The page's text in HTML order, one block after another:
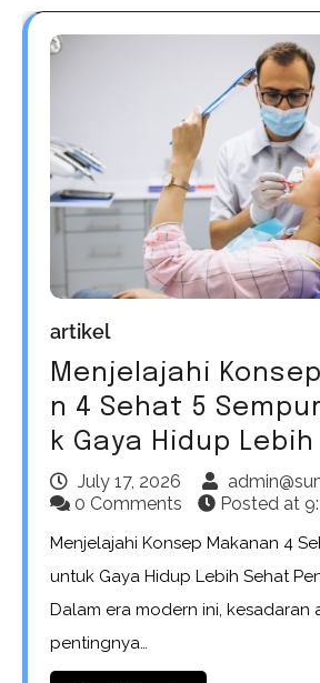
artikel
Menjelajahi
n 4 Sehat 5
k Gaya Hidup
July 17, 2026
0 Comments
Posted at
Menjelajahi Konsep Makanan 4
untuk Gaya Hidup Lebih Sehat
Dalam era modern ini, kesadaran
pentingnya…